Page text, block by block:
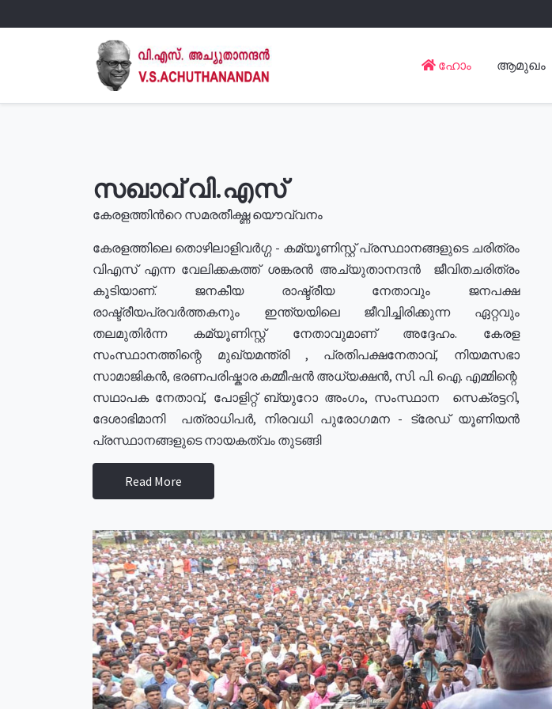
ഹോം ആമുഖം
സഖാവ് വി.എസ്
കേരളത്തിൻറെ സമരതീക്ഷ്ണ യൌവ്വനം
കേരളത്തിലെ തൊഴിലാളിവർഗ്ഗ - കമ്യൂണിസ്റ്റ് പ്രസ്ഥാനങ്ങളുടെ ചരിത്രം
വിഎസ് എന്ന വേലിക്കകത്ത് ശങ്കരൻ അച്യുതാനന്ദൻ ജീവിതചരിത്രം
കൂടിയാണ്. ജനകീയ രാഷ്ട്രീയ നേതാവും ജനപക്ഷ
രാഷ്ട്രീയപ്രവർത്തകനും ഇന്ത്യയിലെ ജീവിച്ചിരിക്കുന്ന ഏറ്റവും
തലമുതിർന്ന കമ്യൂണിസ്റ്റ് നേതാവുമാണ് അദ്ദേഹം. കേരള
സംസ്ഥാനത്തിന്റെ മുഖ്യമന്ത്രി , പ്രതിപക്ഷനേതാവ്, നിയമസഭാ
സാമാജികൻ, ഭരണപരിഷ്കാര കമ്മീഷൻ അധ്യക്ഷൻ, സി. പി. ഐ. എമ്മിന്റെ
സഥാപക നേതാവ്, പോളിറ്റ് ബ്യുറോ അംഗം, സംസ്ഥാന സെക്രട്ടറി,
ദേശാഭിമാനി പത്രാധിപർ, നിരവധി പുരോഗമന - ട്രേഡ് യൂണിയൻ
പ്രസ്ഥാനങ്ങളുടെ നായകത്വം തുടങ്ങി
Read More